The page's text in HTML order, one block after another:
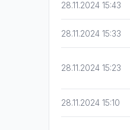
28.11.2024 15:43
28.11.2024 15:33
28.11.2024 15:23
28.11.2024 15:10